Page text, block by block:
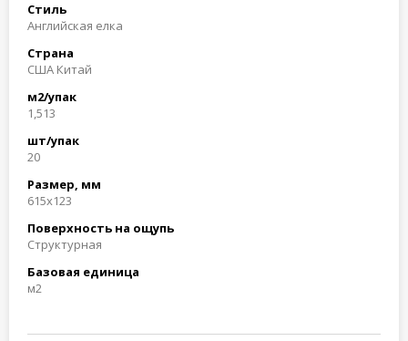
Стиль
Английская елка
Страна
США Китай
м2/упак
1,513
шт/упак
20
Размер, мм
615x123
Поверхность на ощупь
Структурная
Базовая единица
м2